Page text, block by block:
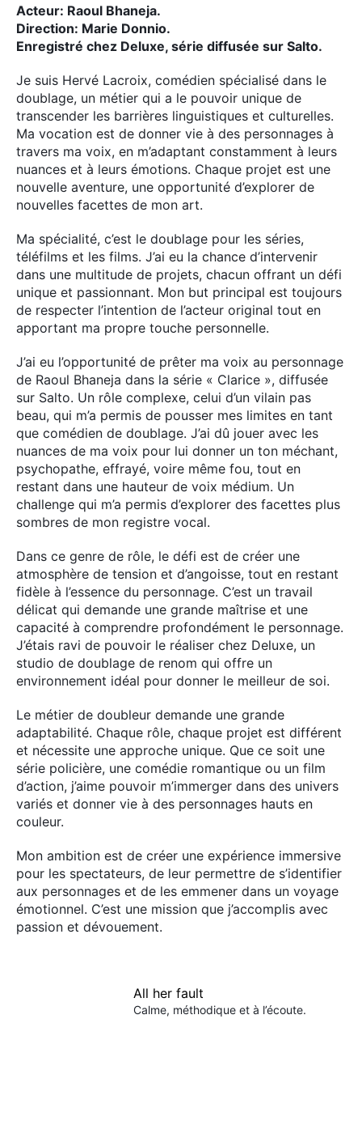
Acteur: Raoul Bhaneja.
Direction: Marie Donnio.
Enregistré chez Deluxe, série diffusée sur Salto.
Je suis Hervé Lacroix, comédien spécialisé dans le
doublage, un métier qui a le pouvoir unique de
transcender les barrières linguistiques et culturelles.
Ma vocation est de donner vie à des personnages à
travers ma voix, en m’adaptant constamment à leurs
nuances et à leurs émotions. Chaque projet est une
nouvelle aventure, une opportunité d’explorer de
nouvelles facettes de mon art.
Ma spécialité, c’est le doublage pour les séries,
téléfilms et les films. J’ai eu la chance d’intervenir
dans une multitude de projets, chacun offrant un défi
unique et passionnant. Mon but principal est toujours
de respecter l’intention de l’acteur original tout en
apportant ma propre touche personnelle.
J’ai eu l’opportunité de prêter ma voix au personnage
de Raoul Bhaneja dans la série « Clarice », diffusée
sur Salto. Un rôle complexe, celui d’un vilain pas
beau, qui m’a permis de pousser mes limites en tant
que comédien de doublage. J’ai dû jouer avec les
nuances de ma voix pour lui donner un ton méchant,
psychopathe, effrayé, voire même fou, tout en
restant dans une hauteur de voix médium. Un
challenge qui m’a permis d’explorer des facettes plus
sombres de mon registre vocal.
Dans ce genre de rôle, le défi est de créer une
atmosphère de tension et d’angoisse, tout en restant
fidèle à l’essence du personnage. C’est un travail
délicat qui demande une grande maîtrise et une
capacité à comprendre profondément le personnage.
J’étais ravi de pouvoir le réaliser chez Deluxe, un
studio de doublage de renom qui offre un
environnement idéal pour donner le meilleur de soi.
Le métier de doubleur demande une grande
adaptabilité. Chaque rôle, chaque projet est différent
et nécessite une approche unique. Que ce soit une
série policière, une comédie romantique ou un film
d’action, j’aime pouvoir m’immerger dans des univers
variés et donner vie à des personnages hauts en
couleur.
Mon ambition est de créer une expérience immersive
pour les spectateurs, de leur permettre de s’identifier
aux personnages et de les emmener dans un voyage
émotionnel. C’est une mission que j’accomplis avec
passion et dévouement.
All her fault
Calme, méthodique et à l’écoute.
×
Rechercher